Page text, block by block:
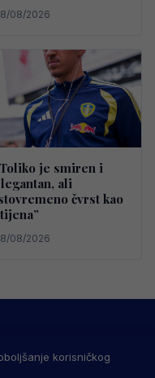
08/2026
je smiren i
ali
čvrst kao
08/2026
KORIŠTENJA
korisničkog